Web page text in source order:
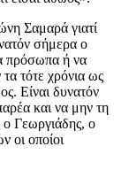
Σαμαρά γιατί
σήμερα ο
πρόσωπα ή να
τότε χρόνια ως
Είναι δυνατόν
και να μην τη
Γεωργιάδης, ο
οι οποίοι